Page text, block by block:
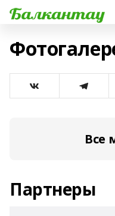
Все
Партнеры